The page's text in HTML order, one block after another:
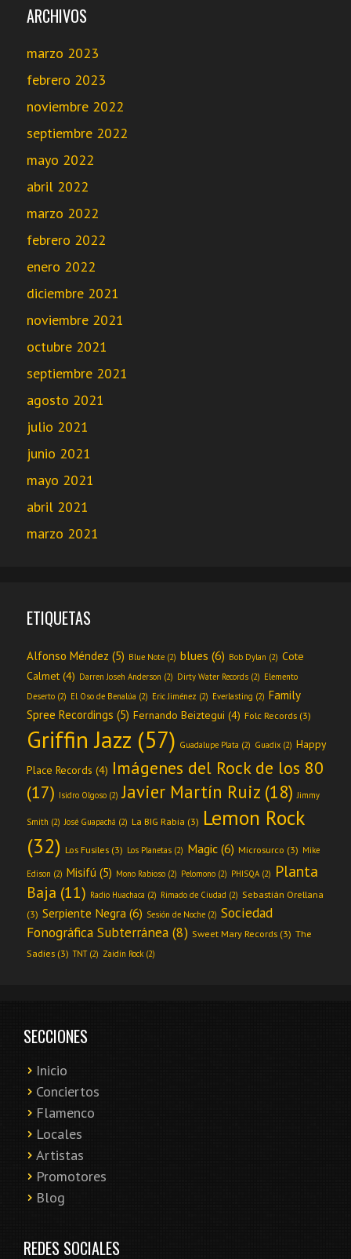
ARCHIVOS
marzo 2023
febrero 2023
noviembre 2022
septiembre 2022
mayo 2022
abril 2022
marzo 2022
febrero 2022
enero 2022
diciembre 2021
noviembre 2021
octubre 2021
septiembre 2021
agosto 2021
julio 2021
junio 2021
mayo 2021
abril 2021
marzo 2021
ETIQUETAS
Alfonso Méndez (5) Blue Note (2) blues (6) Bob Dylan (2) Cote
Calmet (4) Darren Joseh Anderson (2) Dirty Water Records (2) Elemento
Deserto (2) El Oso de Benalúa (2) Eric Jiménez (2) Everlasting (2) Family
Spree Recordings (5) Fernando Beiztegui (4) Folc Records (3)
Griffin Jazz (57) Guadalupe Plata (2) Guadix (2) Happy
Place Records (4) Imágenes del Rock de los 80
(17) Isidro Olgoso (2) Javier Martín Ruiz (18) Jimmy
Smith (2) José Guapachá (2) La BIG Rabia (3) Lemon Rock
(32) Los Fusiles (3) Los Planetas (2) Magic (6) Microsurco (3) Mike
Edison (2) Misifú (5) Mono Rabioso (2) Pelomono (2) PHISQA (2) Planta
Baja (11) Radio Huachaca (2) Rimado de Ciudad (2) Sebastián Orellana
(3) Serpiente Negra (6) Sesión de Noche (2) Sociedad
Fonográfica Subterránea (8) Sweet Mary Records (3) The
Sadies (3) TNT(2) Zaidín Rock (2)
SECCIONES
Inicio
Conciertos
Flamenco
Locales
Artistas
Promotores
Blog
REDES SOCIALES